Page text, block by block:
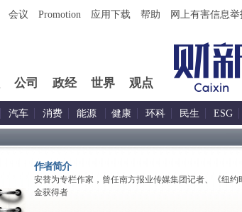
会议 Promotion 应用下载 帮助 网上有害信息举
公司 政经 世界 观点
汽车 消费 能源 健康 环科 民生 ESG
作者简介
安替为专栏作家，曾任南方报业传媒集团记者、《纽
金获得者